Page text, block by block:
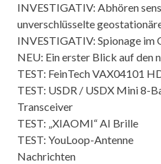
INVESTIGATIV: Abhören
unverschlüsselte
INVESTIGATIV: Spionage im
NEU: Ein erster Blick auf den
TEST: FeinTech VAX04101
TEST: USDR / USDX Mini 8-
Transceiver
TEST: „XIAOMI“ AI Brille
TEST: YouLoop-Antenne
Nachrichten